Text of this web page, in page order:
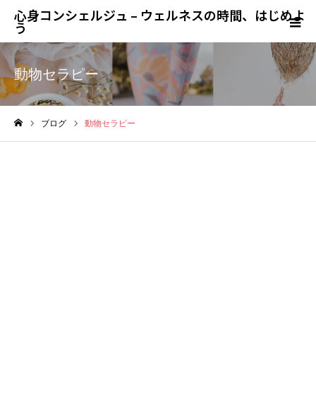
心身コンシェルジュ – ウェルネスの時間、はじめよ
う
動物セラピー
ブログ 動物セラピー